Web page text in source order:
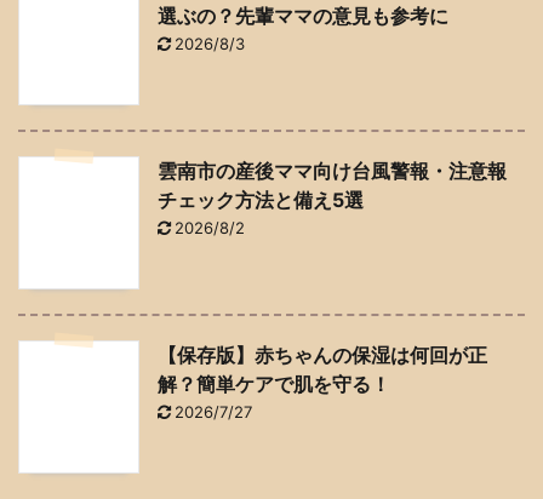
選ぶの？先輩ママの意見も参考に
2026/8/3
雲南市の産後ママ向け台風警報・注意報
チェック方法と備え5選
2026/8/2
【保存版】赤ちゃんの保湿は何回が正
解？簡単ケアで肌を守る！
2026/7/27